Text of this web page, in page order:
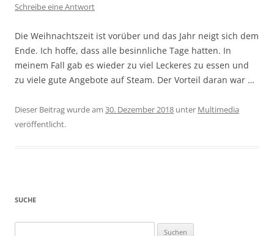
Schreibe eine Antwort
Die Weihnachtszeit ist vorüber und das Jahr neigt sich dem
Ende. Ich hoffe, dass alle besinnliche Tage hatten. In
meinem Fall gab es wieder zu viel Leckeres zu essen und
zu viele gute Angebote auf Steam. Der Vorteil daran war …
Dieser Beitrag wurde am 30. Dezember 2018 unter Multimedia
veröffentlicht.
SUCHE